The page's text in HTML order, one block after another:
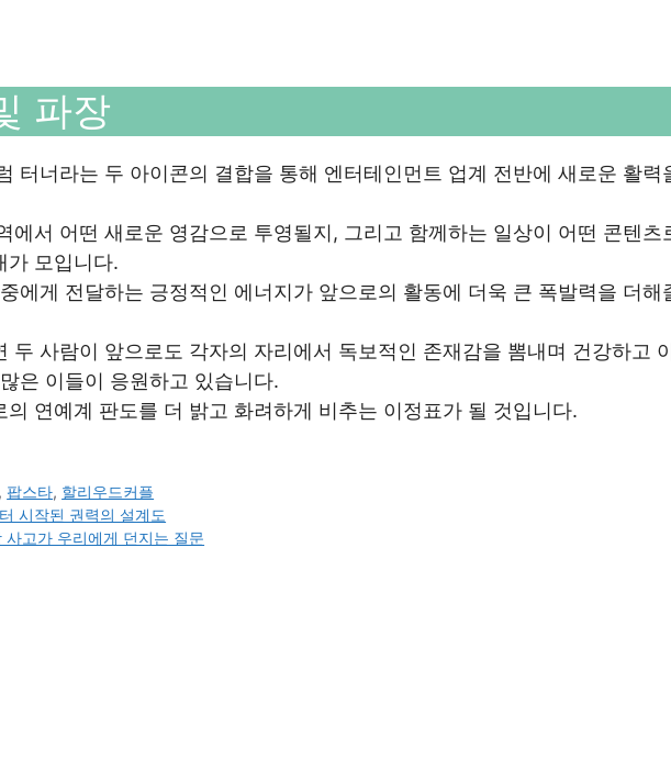
파장
터너라는 두 아이콘의 결합을 통해 엔터테인먼트 업계 전반에 새로운 활력
에서 어떤 새로운 영감으로 투영될지, 그리고 함께하는 일상이 어떤 콘텐츠
가 모입니다.
에게 전달하는 긍정적인 에너지가 앞으로의 활동에 더욱 큰 폭발력을 더해
두 사람이 앞으로도 각자의 자리에서 독보적인 존재감을 뽐내며 건강하고
은 이들이 응원하고 있습니다.
연예계 판도를 더 밝고 화려하게 비추는 이정표가 될 것입니다.
, 팝스타, 할리우드커플
시작된 권력의 설계도
고가 우리에게 던지는 질문